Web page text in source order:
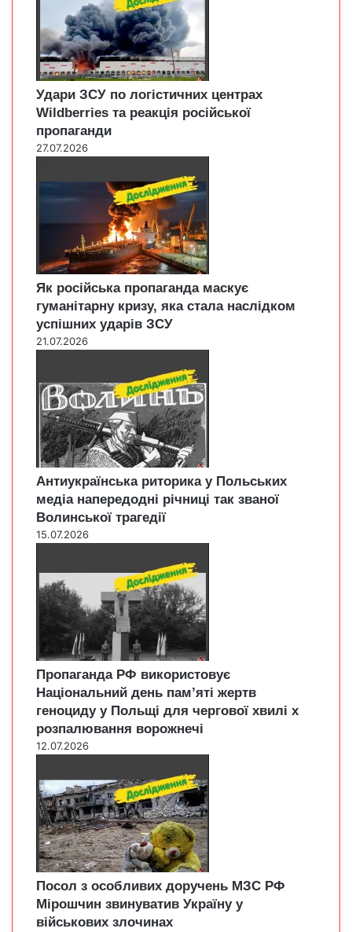
Удари ЗСУ по логістичних центрах
Wildberries та реакція російської
пропаганди
27.07.2026
Як російська пропаганда маскує
гуманітарну кризу, яка стала наслідком
успішних ударів ЗСУ
21.07.2026
Антиукраїнська риторика у Польських
медіа напередодні річниці так званої
Волинської трагедії
15.07.2026
Пропаганда РФ використовує
Національний день пам’яті жертв
геноциду у Польщі для чергової хвилі х
розпалювання ворожнечі
12.07.2026
Посол з особливих доручень МЗС РФ
Мірошчин звинуватив Україну у
військових злочинах